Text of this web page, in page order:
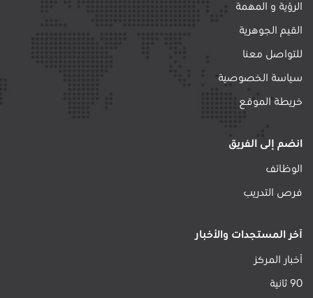
الرؤية و المهمة
القيم الجوهرية
للتواصل معنا
سياسة الخصوصية
خريطة الموقع
انضم إلى الفريق
الوظائف
فرص التدريب
آخر المستجدات والأخبار
أخبار المركز
90 ثانية